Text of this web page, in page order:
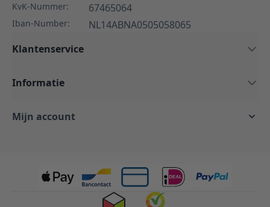
KvK-Nummer: 67465064
Iban-Number:
NL14ABNA0505058065
Klantenservice
Informatie
Mijn account